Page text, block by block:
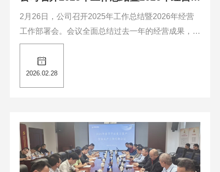
作部署会
2月26日，公司召开2025年工作总结暨2026年经营
工作部署会。会议全面总结过去一年的经营成果，分
析存在的问题与不足，部署2026年重点工作，同时
表彰2025年表现突出的集体和个人。......
2026.02.28